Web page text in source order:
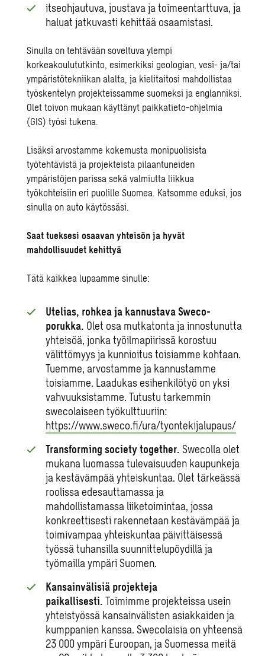
itseohjautuva, joustava ja toimeentarttuva, ja
haluat jatkuvasti kehittää osaamistasi.
Sinulla on tehtävään soveltuva ylempi
korkeakoulututkinto, esimerkiksi geologian, vesi- ja/tai
ympäristötekniikan alalta, ja kielitaitosi mahdollistaa
työskentelyn projekteissamme suomeksi ja englanniksi.
Olet toivon mukaan käyttänyt paikkatieto-ohjelmia
(GIS) työsi tukena.
Lisäksi arvostamme kokemusta monipuolisista
työtehtävistä ja projekteista pilaantuneiden
ympäristöjen parissa sekä valmiutta liikkua
työkohteisiin eri puolille Suomea. Katsomme eduksi, jos
sinulla on auto käytössäsi.
Saat tueksesi osaavan yhteisön ja hyvät
mahdollisuudet kehittyä
Tätä kaikkea lupaamme sinulle:
Utelias, rohkea ja kannustava Sweco-
porukka. Olet osa mutkatonta ja innostunutta
yhteisöä, jonka työilmapiirissä korostuu
välittömyys ja kunnioitus toisiamme kohtaan.
Tuemme, arvostamme ja kannustamme
toisiamme. Laadukas esihenkilötyö on yksi
vahvuuksistamme. Tutustu tarkemmin
swecolaiseen työkulttuuriin:
https://www.sweco.fi/ura/tyontekijalupaus/
Transforming society together.Swecolla olet
mukana luomassa tulevaisuuden kaupunkeja
ja kestävämpää yhteiskuntaa. Olet tärkeässä
roolissa edesauttamassa ja
mahdollistamassa liiketoimintaa, jossa
konkreettisesti rakennetaan kestävämpää ja
toimivampaa yhteiskuntaa päivittäisessä
työssä tuhansilla suunnittelupöydillä ja
työmailla ympäri Suomen.
Kansainvälisiä projekteja
paikallisesti.Toimimme projekteissa usein
yhteistyössä kansainvälisten asiakkaiden ja
kumppanien kanssa. Swecolaisia on yhteensä
23 000 ympäri Euroopan, ja Suomessa meitä